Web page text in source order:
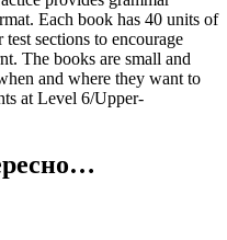
Each book has 40 units of
sections to encourage
The books are small and
and where they want to
at Level 6/Upper-